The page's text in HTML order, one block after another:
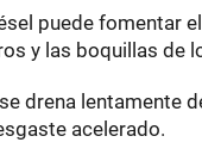
puede fomentar
y las boquillas de
drena lentamente
acelerado.